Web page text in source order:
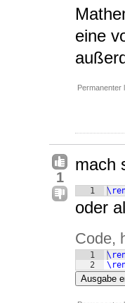
eine
Permanenter
1
mach
1
oder
Code,
1
2
Ausgabe